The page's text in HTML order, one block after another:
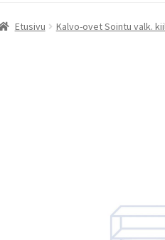
Etusivu Kauppa Ostoskori Kassa
Etusivu Kalvo-ovet Sointu valk.